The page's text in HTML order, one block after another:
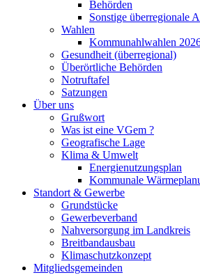
Behörden
Sonstige überregionale
Wahlen
Kommunahlwahlen
Gesundheit (überregional)
Überörtliche Behörden
Notruftafel
Satzungen
Über uns
Grußwort
Was ist eine VGem ?
Geografische Lage
Klima & Umwelt
Energienutzungsplan
Kommunale
Standort & Gewerbe
Grundstücke
Gewerbeverband
Nahversorgung im Landkreis
Breitbandausbau
Klimaschutzkonzept
Mitgliedsgemeinden